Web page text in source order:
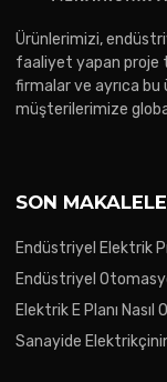
Ürünlerimizi,
faaliyet yapan proje
firmalar ve ayrıca
müşterilerimize
SON
Endüstriyel Elektrik
Endüstriyel
Elektrik E Planı Nasıl
Sanayide